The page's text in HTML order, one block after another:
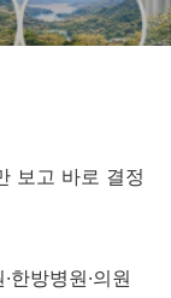
보고 바로 결정
한방병원·의원